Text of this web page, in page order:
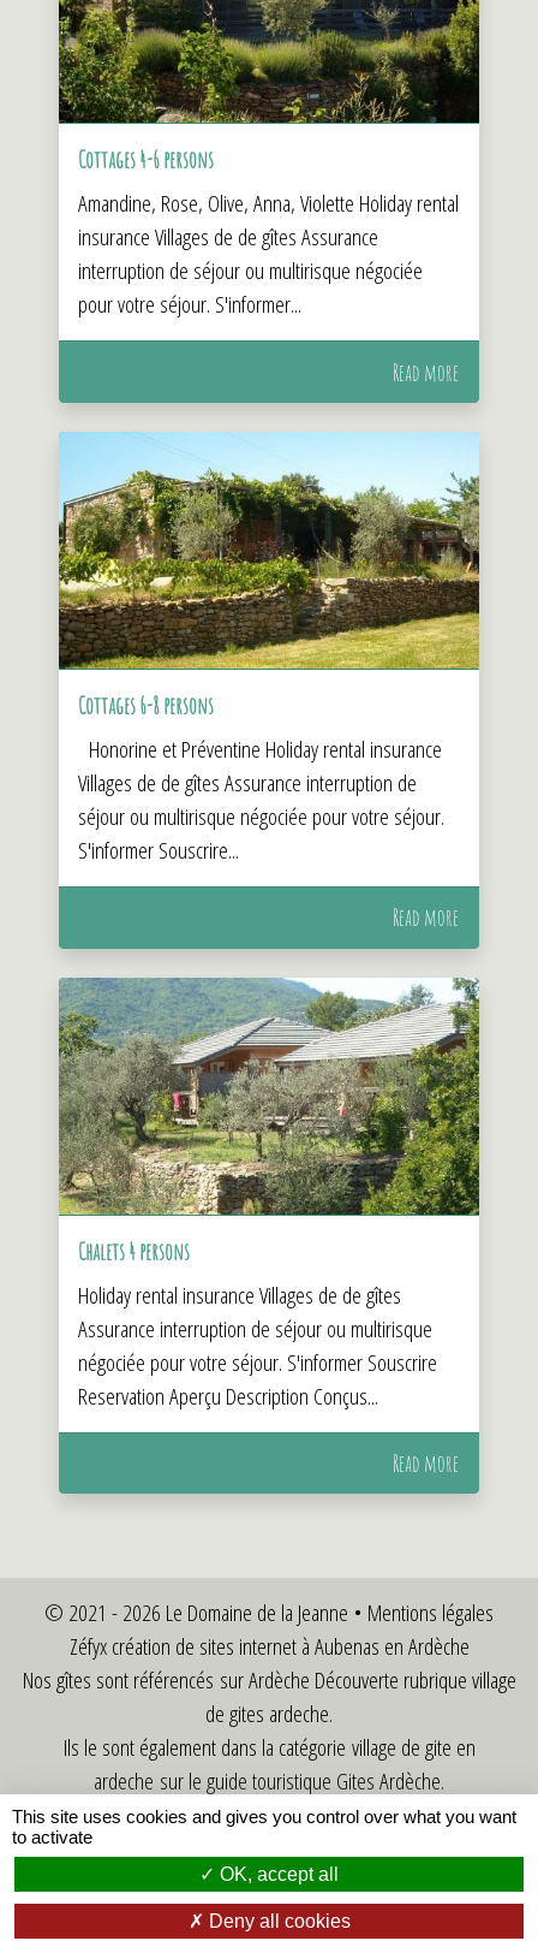
Cottages 4-6 persons
Amandine, Rose, Olive, Anna, Violette Holiday rental
insurance Villages de de gîtes Assurance
interruption de séjour ou multirisque négociée
pour votre séjour. S'informer...
Read more
Cottages 6-8 persons
Honorine et Préventine Holiday rental insurance
Villages de de gîtes Assurance interruption de
séjour ou multirisque négociée pour votre séjour.
S'informer Souscrire...
Read more
Chalets 4 persons
Holiday rental insurance Villages de de gîtes
Assurance interruption de séjour ou multirisque
négociée pour votre séjour. S'informer Souscrire
Reservation Aperçu Description Conçus...
Read more
© 2021 - 2026 Le Domaine de la Jeanne • Mentions légales
Zéfyxcréation de sites internet à Aubenas en Ardèche
Nos gîtes sont référencés sur Ardèche Découverte rubriquevillage
de gites ardeche.
Ils le sont également dans la catégorie village de gite en
ardeche sur le guide touristique Gites Ardèche.
•Conditions générales de vente•
This site uses cookies and gives you control over what you want
to activate
OK, accept all
Deny all cookies